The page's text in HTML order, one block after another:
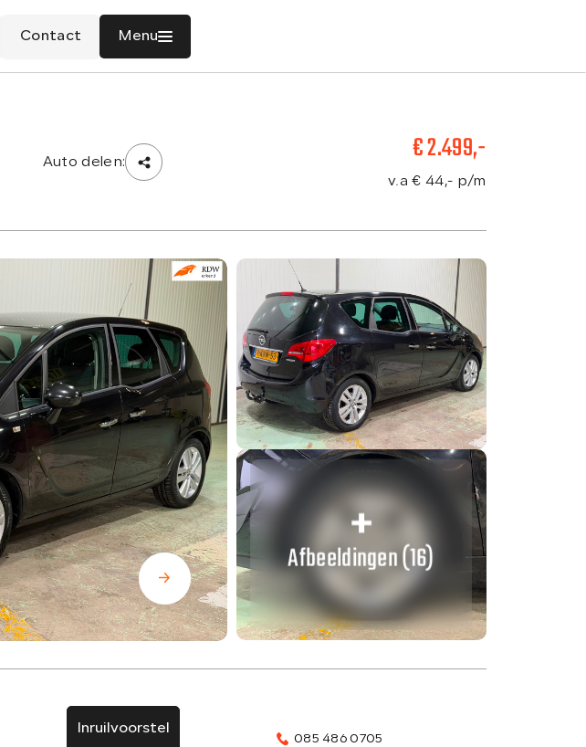
Contact Menu
Verkocht
Over ons
Contact
Auto delen: € 2.499,-
v.a € 44,- p/m
Afbeeldingen (16)
Inruilvoorstel
085 486 0705